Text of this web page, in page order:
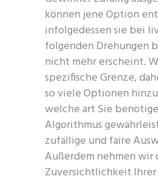
können jene Option
infolgedessen sie bei
folgenden Drehungen
nicht mehr erscheint.
spezifische Grenze,
so viele Optionen
welche art Sie
Algorithmus
zufällige und faire
Außerdem nehmen wir
Zuversichtlichkeit